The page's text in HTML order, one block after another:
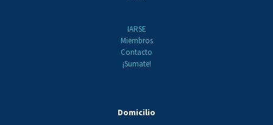
IARSE
Miembros
Contacto
¡Sumate!
Domicilio